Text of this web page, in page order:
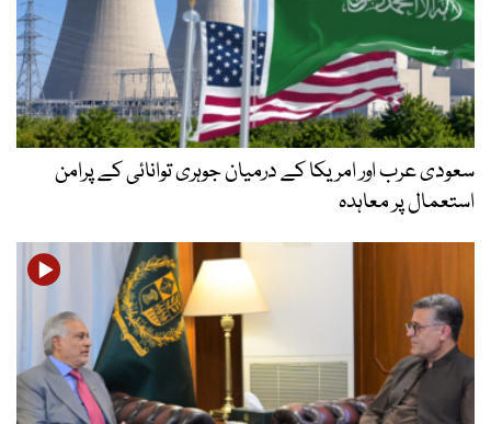
سعودی عرب اور امریکا کے درمیان جوہری توانائی کے پرامن
استعمال پر معاہدہ